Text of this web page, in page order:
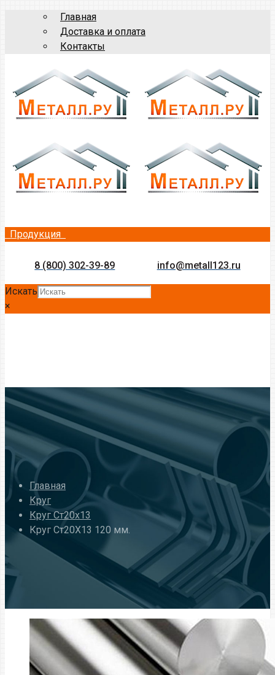
Главная
Доставка и оплата
Контакты
Продукция
8 (800) 302-39-89 info@metall123.ru
Искать
×
Главная
Круг
Круг Ст20x13
Круг Ст20Х13 120 мм.